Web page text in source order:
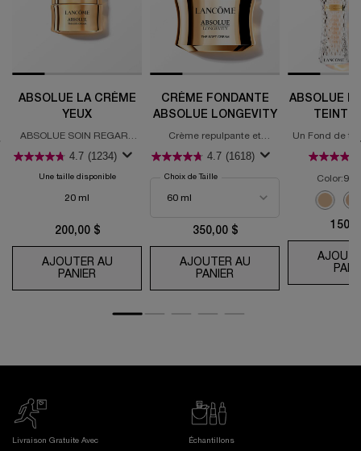
ABSOLUE LA CRÈME
YEUX
ABSOLUE SOIN REGARD
4.7 (1234)
Une taille disponible
20 ml
200,00 $
AJOUTER AU
PANIER ABSOLUE LA CRÈME YEUX
CRÈME FONDANTE
ABSOLUE LONGEVITY
Crème repulpante et
4.7 (1618)
Choix de Taille
350,00 $
AJOUTER AU
PANIER CRÈME FONDANTE
ABSOLUE
TEINT
Un Fond de
Color:90-
110
01 Pure color for
Selected
02 SpringSelected
03 04
Livraison Gratuite Avec
Échantillons